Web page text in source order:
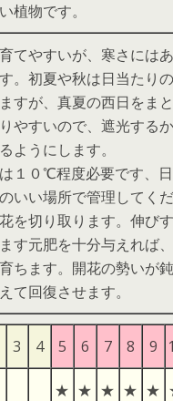
植物です。
てやすいが、寒さには
。初夏や秋は日当たり
すが、真夏の西日をま
やすいので、遮光する
ようにします。
１０℃程度必要です、
いい場所で管理してく
を切り取ります。伸び
す元肥を十分与えれば
ちます。開花の勢いが
て回復させます。
3 4 5 6 7 8 9
★ ★ ★ ★ ★